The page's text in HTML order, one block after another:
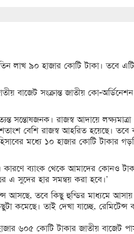
লাখ ৯০ হাজার কোটি টাকা। তবে
বাজেট সংক্রান্ত জাতীয় কো-অর্ডিনেশন
সন্তোষজনক। রাজস্ব আদায়ে
বেশি রাজস্ব আহরিত হয়েছে। তবে
মধ্যে ১০ হাজার কোটি টাকার
কারণে ব্যাংক থেকে আমাদের কোনও
এ সুদের হার সমন্বয় করা হবে।’
আসছে, তবে কিছু হুন্ডির মাধ্যমে আসায়
কমেছে। তাই দেখা যাচ্ছে,
৬০৫ কোটি টাকার জাতীয় বাজেট